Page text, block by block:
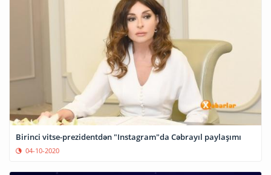
Birinci vitse-prezidentdən "Instagram"da Cəbrayıl paylaşımı
04-10-2020